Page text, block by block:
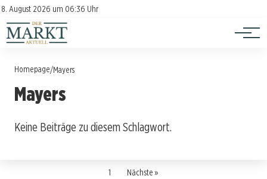
8. August 2026 um 06:36 Uhr
Kontakt
Impressum
Investition
Verbraucherschutz
Homepage/Mayers
Mayers
Keine Beiträge zu diesem Schlagwort.
1 Nächste »